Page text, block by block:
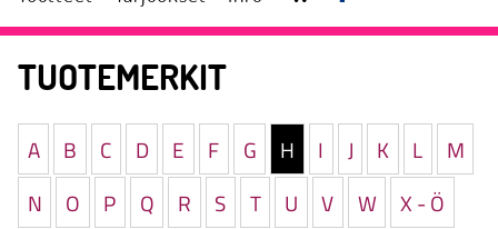
TUOTEMERKIT
A B C D E F G H I J K L
M
N
O P Q R S T U V W
X - Ö